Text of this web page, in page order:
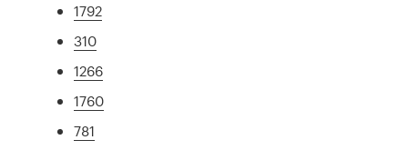
1792
310
1266
1760
781